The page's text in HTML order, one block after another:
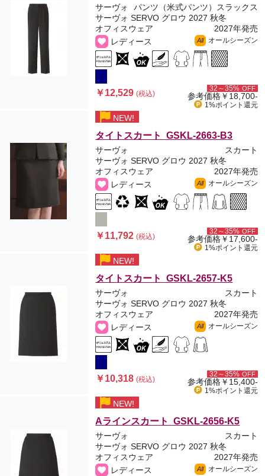
サーヴォ
パンツ（米式パンツ）スラックス
サーヴォ SERVO グロウ 2027 秋冬
オフィスウェア
2027年発売
レディース
All オールシーズン
￥12,529(税込)
32～35% OFF
参考価格￥18,700-
1%ポイント 還元
NEW!
タイトスカート GSKL-2663-B3
サーヴォ
スカート
サーヴォ SERVO グロウ 2027 秋冬
オフィスウェア
2027年発売
レディース
All オールシーズン
￥11,792(税込)
32～35% OFF
参考価格￥17,600-
1%ポイント 還元
NEW!
タイトスカート GSKL-2657-K5
サーヴォ
スカート
サーヴォ SERVO グロウ 2027 秋冬
オフィスウェア
2027年発売
レディース
All オールシーズン
￥10,318(税込)
32～35% OFF
参考価格￥15,400-
1%ポイント 還元
NEW!
Aラインスカート GSKL-2656-K5
サーヴォ
スカート
サーヴォ SERVO グロウ 2027 秋冬
オフィスウェア
2027年発売
レディース
All オールシーズン